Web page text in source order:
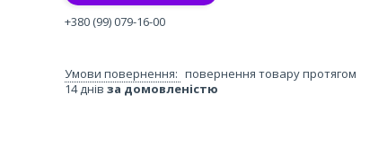
+380 (99) 079-16-00
повернення товару протягом
14 днів за домовленістю